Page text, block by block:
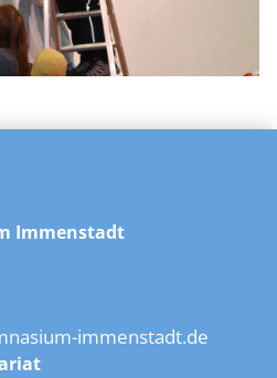
Immenstadt
immenstadt.de